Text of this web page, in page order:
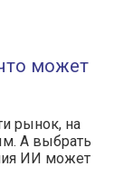
может
рынок, на
А выбрать
ИИ может